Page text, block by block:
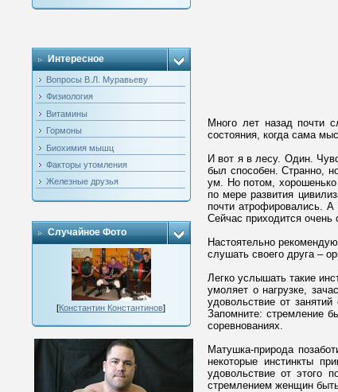
Интересное
Вопросы В.Л. Муравьеву
Физиология
Витамины
Гормоны
Биохимия мышц
Факторы утомления
Железные друзья
Случайное Фото
[Константин Константинов]
Много лет назад почти
состояния, когда сама
И вот я в лесу. Один.
был способен. Странно,
ум. Но потом, хорошенько
по мере развития
почти атрофировались. А
Сейчас приходится очень
Настоятельно
слушать своего друга –
Легко услышать такие
умоляет о нагрузке,
удовольствие от
Запомните: стремление
соревнованиях.
Матушка-природа
некоторые инстинкты
удовольствие от этого
стремлением женщин